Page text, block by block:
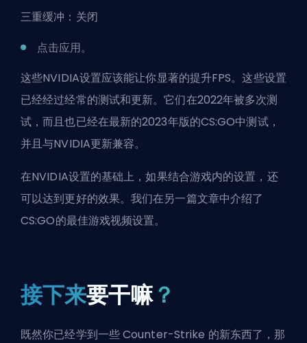
三重缓冲：关闭
点击应用。
这些NVIDIA设置应该能让你显著的提升FPS。这些设置
已经经过经常的测试和更新。它们在2022年被多次测
试，而且也已经在最新的2023年版的CS:GO中测试，
并且与NVIDIA更新兼容。
在NVIDIA设置的基础上，如果结合游戏内的设置，还
可以达到更好的效果。我们在另一篇文章中介绍了
CS:GO的最佳游戏视频设置。
接下来要干嘛？
既然你已经学到一些 Counter-Strike 的新东西了，那